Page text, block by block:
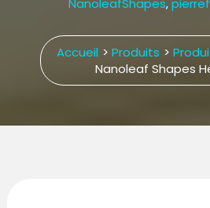
NanoleafShapes,
Accueil Produits
Nanoleaf Shapes